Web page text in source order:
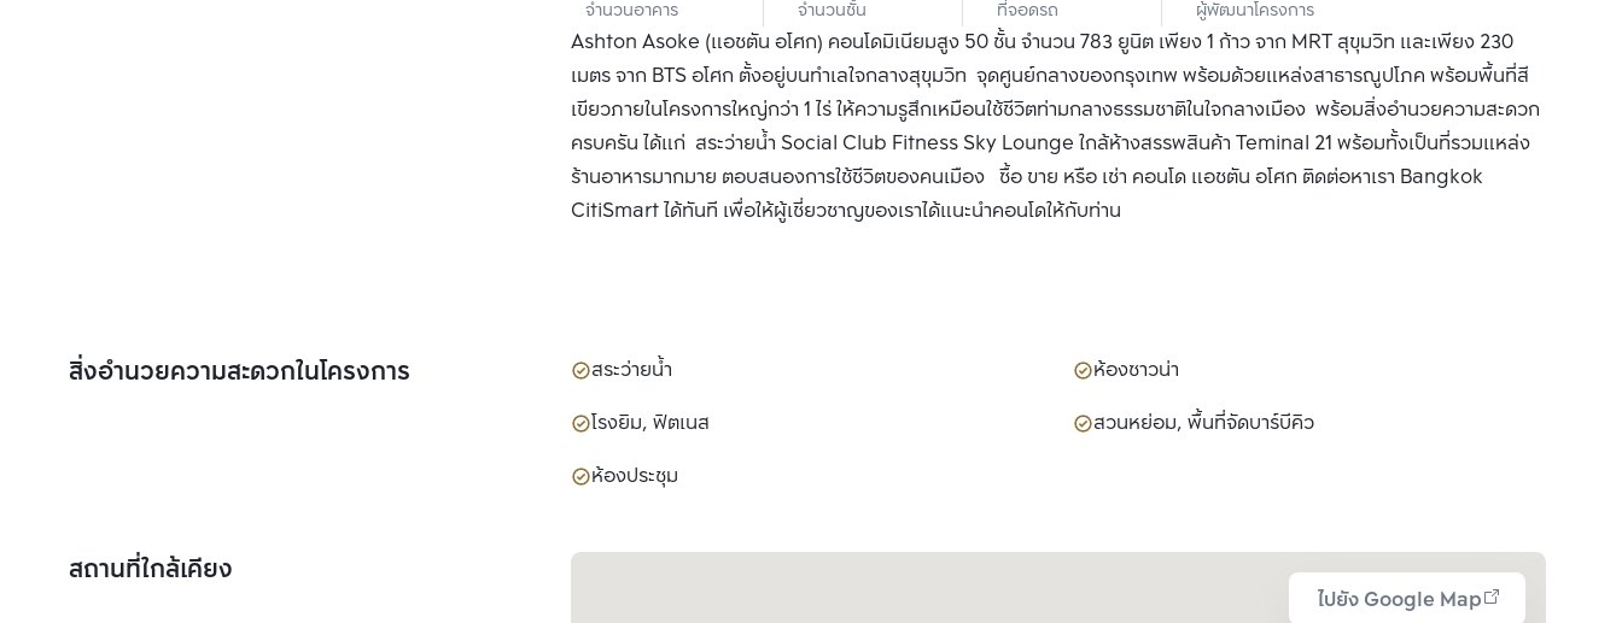
จำนวนอาคาร จำนวนชั้น ที่จอดรถ
จำกัด (มหาชน)
ผู้พัฒนาโครงการ
Ashton Asoke (แอชตัน อโศก) คอนโดมิเนียมสูง 50 ชั้น จำนวน 783 ยูนิต เพียง 1 ก้าว จาก MRT สุขุมวิท และเพียง 230
เมตร จาก BTS อโศก ตั้งอยู่บนทำเลใจกลางสุขุมวิท จุดศูนย์กลางของกรุงเทพ พร้อมด้วยแหล่งสาธารณูปโภค พร้อมพื้นที่สี
เขียวภายในโครงการใหญ่กว่า 1 ไร่ ให้ความรูสึกเหมือนใช้ชีวิตท่ามกลางธรรมชาติในใจกลางเมือง พร้อมสิ่งอำนวยความสะดวก
ครบครัน ได้แก่ สระว่ายน้ำ Social Club Fitness Sky Lounge ใกล้ห้างสรรพสินค้า Teminal 21 พร้อมทั้งเป็นที่รวมแหล่ง
ร้านอาหารมากมาย ตอบสนองการใช้ชีวิตของคนเมือง ซื้อ ขาย หรือ เช่า คอนโด แอชตัน อโศก ติดต่อหาเรา Bangkok
CitiSmart ได้ทันที เพื่อให้ผู้เชี่ยวชาญของเราได้แนะนำคอนโดให้กับท่าน
สิ่งอำนวยความสะดวกในโครงการ สระว่ายน้ำ
ห้องซาวน่า
โรงยิม, ฟิตเนส
สวนหย่อม, พื้นที่จัดบาร์บีคิว
ห้องประชุม
สถานที่ใกล้เคียง
ไปยัง Google Map